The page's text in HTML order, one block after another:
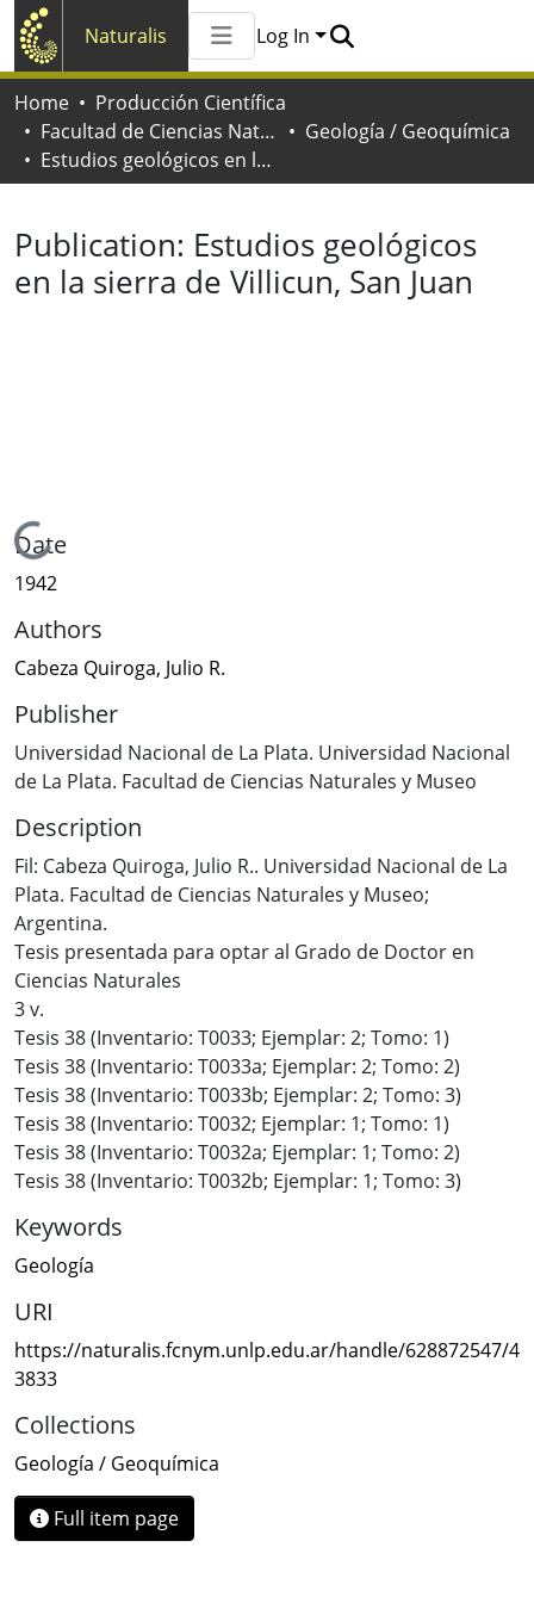
Naturalis
All of Naturalis
Log In
Home
Producción Científica
Facultad de Ciencias Naturales y Museo
Geología / Geoquímica
Estudios geológicos en la sierra de Villicun, San Juan
Publication: Estudios geológicos
en la sierra de Villicun, San Juan
Loading...
Date
1942
Authors
Cabeza Quiroga, Julio R.
Publisher
Universidad Nacional de La Plata. Universidad Nacional
de La Plata. Facultad de Ciencias Naturales y Museo
Description
Fil: Cabeza Quiroga, Julio R.. Universidad Nacional de La
Plata. Facultad de Ciencias Naturales y Museo;
Argentina.
Tesis presentada para optar al Grado de Doctor en
Ciencias Naturales
3 v.
Tesis 38 (Inventario: T0033; Ejemplar: 2; Tomo: 1)
Tesis 38 (Inventario: T0033a; Ejemplar: 2; Tomo: 2)
Tesis 38 (Inventario: T0033b; Ejemplar: 2; Tomo: 3)
Tesis 38 (Inventario: T0032; Ejemplar: 1; Tomo: 1)
Tesis 38 (Inventario: T0032a; Ejemplar: 1; Tomo: 2)
Tesis 38 (Inventario: T0032b; Ejemplar: 1; Tomo: 3)
Keywords
Geología
URI
https://naturalis.fcnym.unlp.edu.ar/handle/628872547/4
3833
Collections
Geología / Geoquímica
Full item page